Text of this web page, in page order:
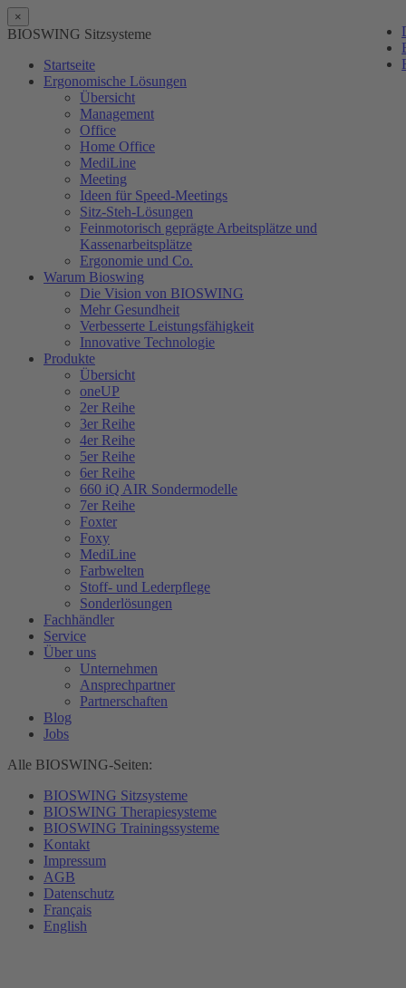
×
BIOSWING Sitzsysteme
Startseite
Ergonomische Lösungen
Übersicht
Management
Office
Home Office
MediLine
Meeting
Ideen für Speed-Meetings
Sitz-Steh-Lösungen
Feinmotorisch geprägte Arbeitsplätze und
Kassenarbeitsplätze
Ergonomie und Co.
Warum Bioswing
Die Vision von BIOSWING
Mehr Gesundheit
Verbesserte Leistungsfähigkeit
Innovative Technologie
Produkte
Übersicht
oneUP
2er Reihe
3er Reihe
4er Reihe
5er Reihe
6er Reihe
660 iQ AIR Sondermodelle
7er Reihe
Foxter
Foxy
MediLine
Farbwelten
Stoff- und Lederpflege
Sonderlösungen
Fachhändler
Service
Über uns
Unternehmen
Ansprechpartner
Partnerschaften
Blog
Jobs
Alle BIOSWING-Seiten:
BIOSWING Sitzsysteme
BIOSWING Therapiesysteme
BIOSWING Trainingssysteme
Kontakt
Impressum
AGB
Datenschutz
Français
English